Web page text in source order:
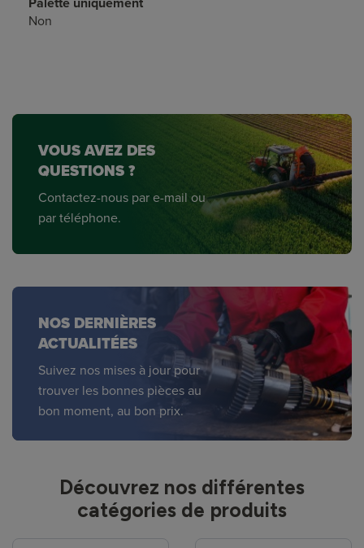
Non
VOUS AVEZ DES
QUESTIONS ?
Contactez-nous par e-mail ou
par téléphone.
NOS DERNIÈRES
ACTUALITÉES
Suivez nos mises à jour pour
trouver les bonnes pièces au
bon moment, au bon prix.
Découvrez nos différentes
catégories de produits